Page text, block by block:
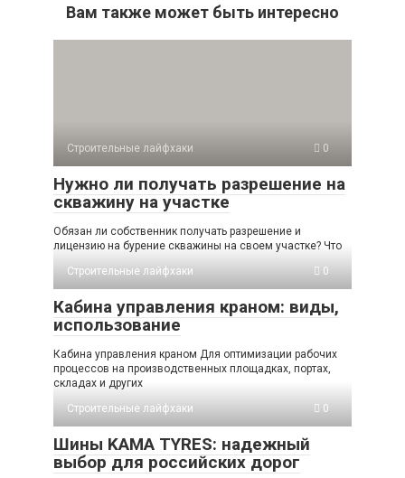
Вам также может быть интересно
Строительные лайфхаки 0
Нужно ли получать разрешение на
скважину на участке
Обязан ли собственник получать разрешение и
лицензию на бурение скважины на своем участке? Что
Строительные лайфхаки
0
Кабина управления краном: виды,
использование
Кабина управления краном Для оптимизации рабочих
процессов на производственных площадках, портах,
складах и других
Строительные лайфхаки
0
Шины KAMA TYRES: надежный
выбор для российских дорог